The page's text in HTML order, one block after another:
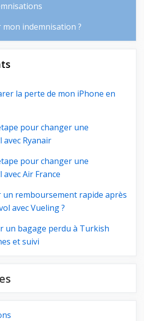
indemnisation ?
la perte de mon iPhone en
pour changer une
Ryanair
pour changer une
Air France
remboursement rapide après
avec Vueling ?
un bagage perdu à Turkish
et suivi